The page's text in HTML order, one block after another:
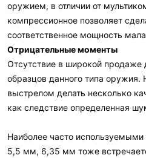
оружием, в отличии от
компрессионное позволяет
соответственное мощность
Отрицательные моменты
Отсутствие в широкой продаже
образцов данного типа оружия.
выстрелом делать несколько
как следствие определенная
Наиболее часто
5,5 мм, 6,35 мм тоже